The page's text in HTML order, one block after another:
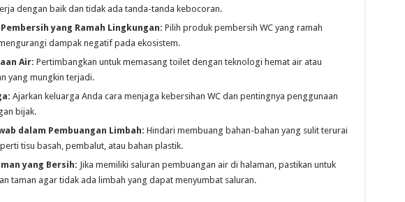
dengan baik dan tidak ada tanda-tanda kebocoran.
yang Ramah Lingkungan: Pilih produk pembersih WC yang ramah
dampak negatif pada ekosistem.
Air: Pertimbangkan untuk memasang toilet dengan teknologi hemat air atau
yang mungkin terjadi.
Ajarkan keluarga Anda cara menjaga kebersihan WC dan pentingnya penggunaan
bijak.
dalam Pembuangan Limbah: Hindari membuang bahan-bahan yang sulit terurai
tisu basah, pembalut, atau bahan plastik.
yang Bersih: Jika memiliki saluran pembuangan air di halaman, pastikan untuk
taman agar tidak ada limbah yang dapat menyumbat saluran.